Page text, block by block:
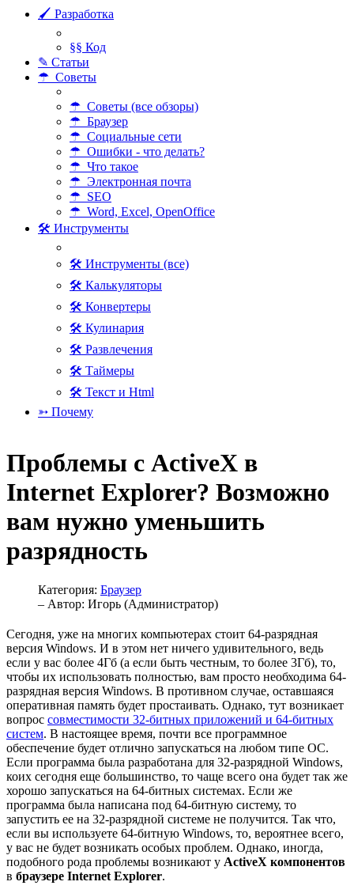
🖌 Разработка
§§ Код
✎ Статьи
☂ Советы
☂ Советы (все обзоры)
☂ Браузер
☂ Социальные сети
☂ Ошибки - что делать?
☂ Что такое
☂ Электронная почта
☂ SEO
☂ Word, Excel, OpenOffice
🛠 Инструменты
🛠 Инструменты (все)
🛠 Калькуляторы
🛠 Конвертеры
🛠 Кулинария
🛠 Развлечения
🛠 Таймеры
🛠 Текст и Html
➳ Почему
Проблемы с ActiveX в
Internet Explorer? Возможно
вам нужно уменьшить
разрядность
Категория: Браузер
– Автор: Игорь (Администратор)
Сегодня, уже на многих компьютерах стоит 64-разрядная
версия Windows. И в этом нет ничего удивительного, ведь
если у вас более 4Гб (а если быть честным, то более 3Гб), то,
чтобы их использовать полностью, вам просто необходима 64-
разрядная версия Windows. В противном случае, оставшаяся
оперативная память будет простаивать. Однако, тут возникает
вопрос совместимости 32-битных приложений и 64-битных
систем. В настоящее время, почти все программное
обеспечение будет отлично запускаться на любом типе ОС.
Если программа была разработана для 32-разрядной Windows,
коих сегодня еще большинство, то чаще всего она будет так же
хорошо запускаться на 64-битных системах. Если же
программа была написана под 64-битную систему, то
запустить ее на 32-разрядной системе не получится. Так что,
если вы используете 64-битную Windows, то, вероятнее всего,
у вас не будет возникать особых проблем. Однако, иногда,
подобного рода проблемы возникают у ActiveX компонентов
в браузере Internet Explorer.